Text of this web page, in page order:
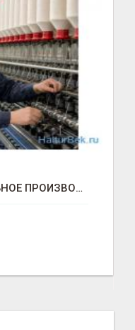
ИЩУ ЛЮДЕЙ НА ПРЯДИЛЬНОЕ ПРОИЗВОДСТВО В ЖИЛИНО-2 (ЛЮБЕРЦЫ), ФАБРИКА «ПЕХОРСКИЙ ТЕКСТИЛЬ»